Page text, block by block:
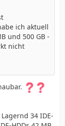
ich aktuell
und 500 GB -
nicht
34 IDE-